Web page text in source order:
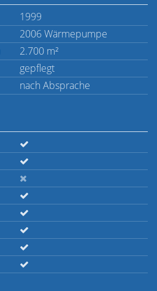
1999
2006 Wärmepumpe
2.700 m²
gepflegt
nach Absprache